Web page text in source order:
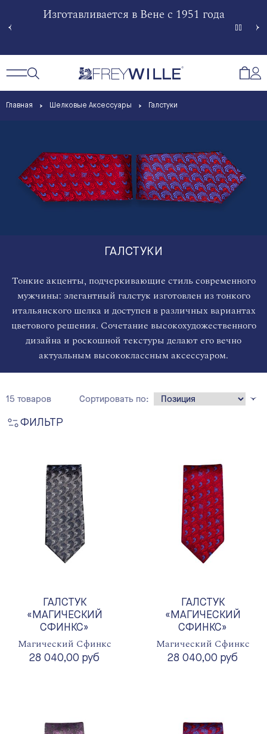
Изготавливается в Вене с 1951 года
Открыть / Закрыть навигацию
Открытый поиск
Главная Шелковые Аксессуары Галстуки
ГАЛСТУКИ
Тонкие акценты, подчеркивающие стиль современного
мужчины: элегантный галстук изготовлен из тонкого
итальянского шелка и доступен в различных вариантах
цветового решения. Сочетание высокохудожественного
дизайна и роскошной текстуры делают его вечно
актуальным высококлассным аксессуаром.
ФИЛЬТР
ГАЛСТУК
«МАГИЧЕСКИЙ
СФИНКС»
Магический Сфинкс
28 040,00 руб
ГАЛСТУК
«МАГИЧЕСКИЙ
СФИНКС»
Магический Сфинкс
28 040,00 руб
15 товаров Сортировать по: